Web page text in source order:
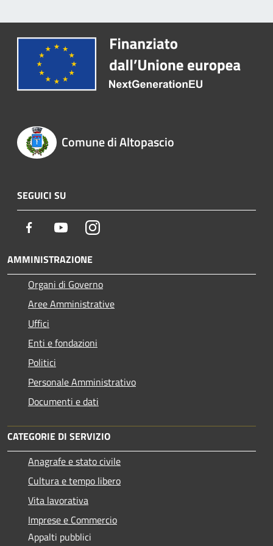
Comune di Altopascio
SEGUICI SU
Facebook YoutubeInstagram
AMMINISTRAZIONE
Organi di Governo
Aree Amministrative
Uffici
Enti e fondazioni
Politici
Personale Amministrativo
Documenti e dati
CATEGORIE DI SERVIZIO
Anagrafe e stato civile
Cultura e tempo libero
Vita lavorativa
Imprese e Commercio
Appalti pubblici